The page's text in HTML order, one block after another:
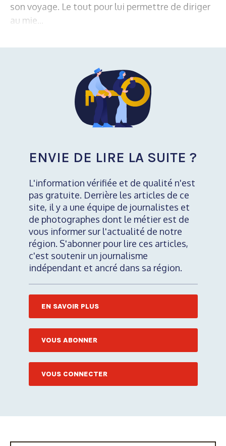
son voyage. Le tout pour lui permettre de diriger
au mie...
ENVIE DE LIRE LA SUITE ?
L'information vérifiée et de qualité n'est
pas gratuite. Derrière les articles de ce
site, il y a une équipe de journalistes et
de photographes dont le métier est de
vous informer sur l'actualité de notre
région. S'abonner pour lire ces articles,
c'est soutenir un journalisme
indépendant et ancré dans sa région.
EN SAVOIR PLUS
VOUS ABONNER
VOUS CONNECTER